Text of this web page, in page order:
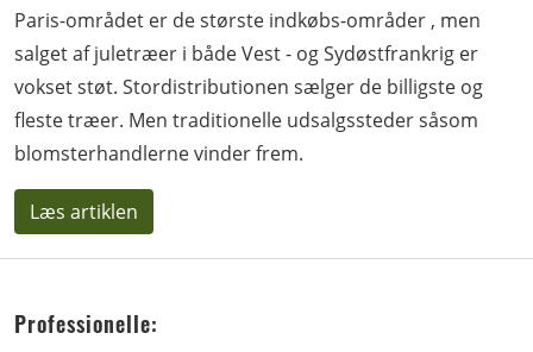
Paris-området er de største indkøbs-områder , men
salget af juletræer i både Vest - og Sydøstfrankrig er
vokset støt. Stordistributionen sælger de billigste og
fleste træer. Men traditionelle udsalgssteder såsom
blomsterhandlerne vinder frem.
Læs artiklen
Professionelle: